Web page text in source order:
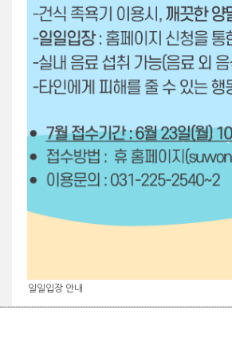
일일입장 안내